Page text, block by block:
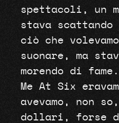
spettacoli, un
stava
ciò che
suonare, ma
morendo di
Me At Six
avevamo, non
dollari, forse